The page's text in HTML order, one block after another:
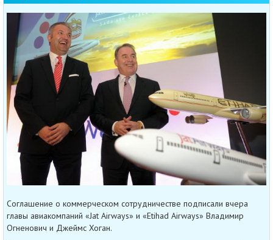
Соглашение о коммерческом сотрудничестве подписали вчера
главы авиакомпаний «Jat Airways» и «Etihad Airways» Владимир
Огненович и Джеймс Хоган.